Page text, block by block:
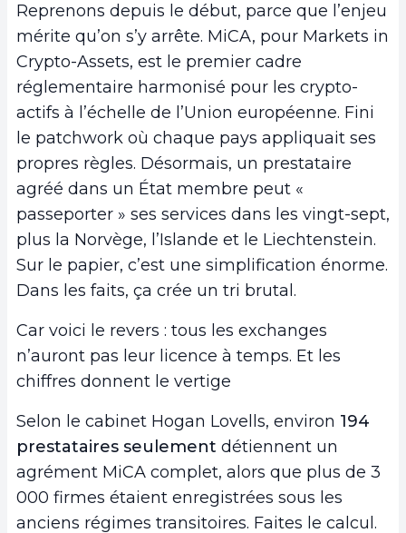
Reprenons depuis le début, parce que l’enjeu
mérite qu’on s’y arrête. MiCA, pour Markets in
Crypto-Assets, est le premier cadre
réglementaire harmonisé pour les crypto-
actifs à l’échelle de l’Union européenne. Fini
le patchwork où chaque pays appliquait ses
propres règles. Désormais, un prestataire
agréé dans un État membre peut «
passeporter » ses services dans les vingt-sept,
plus la Norvège, l’Islande et le Liechtenstein.
Sur le papier, c’est une simplification énorme.
Dans les faits, ça crée un tri brutal.
Car voici le revers : tous les exchanges
n’auront pas leur licence à temps. Et les
chiffres donnent le vertige
Selon le cabinet Hogan Lovells, environ 194
prestataires seulement détiennent un
agrément MiCA complet, alors que plus de 3
000 firmes étaient enregistrées sous les
anciens régimes transitoires. Faites le calcul.